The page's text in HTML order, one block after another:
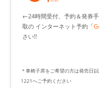
←24時間受付、予約＆発券
取の インターネット予約「
さい!!
＊車椅子席をご希望の方は発売日
1221へご予約ください